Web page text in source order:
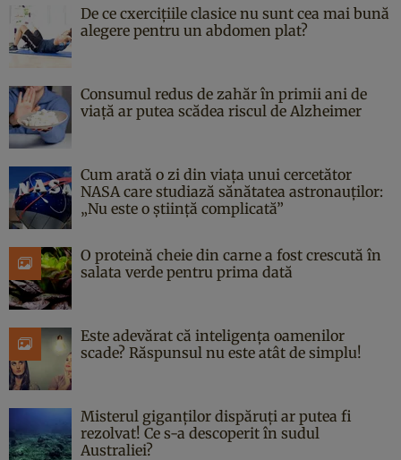
De ce cxercițiile clasice nu sunt cea mai bună
alegere pentru un abdomen plat?
Consumul redus de zahăr în primii ani de
viață ar putea scădea riscul de Alzheimer
Cum arată o zi din viața unui cercetător
NASA care studiază sănătatea astronauților:
„Nu este o știință complicată”
O proteină cheie din carne a fost crescută în
salata verde pentru prima dată
Este adevărat că inteligența oamenilor
scade? Răspunsul nu este atât de simplu!
Misterul giganților dispăruți ar putea fi
rezolvat! Ce s-a descoperit în sudul
Australiei?